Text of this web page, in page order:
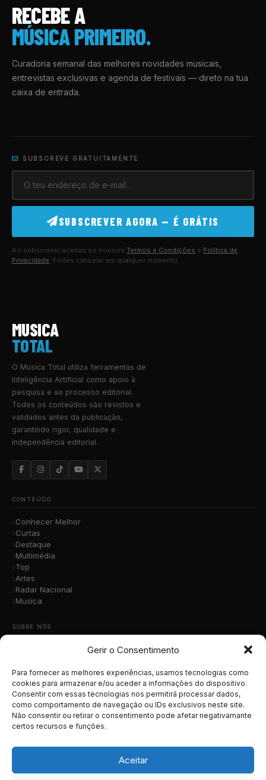
Gerir o Consentimento
Para fornecer as melhores experiências, usamos tecnologias como
cookies para armazenar e/ou aceder a informações do dispositivo.
Consentir com essas tecnologias nos permitirá processar dados,
como comportamento de navegação ou IDs exclusivos neste site.
Não consentir ou retirar o consentimento pode afetar negativamante
certos recursos e funções.
Aceitar
RECEBE A
MÚSICA PRIMEIRO.
Curadoria semanal das melhores novidades musicais,
entrevistas exclusivas e agenda de festivais — direto na tua
caixa de entrada.
SUBSCREVE GRATUITAMENTE
SUBSCREVER AGORA — É GRÁTIS
Ao subscrever aceitas os nossos Termos e Condições e Política de
Privacidade. Podes cancelar em qualquer momento.
MUSICA
TOTAL
O Música Total utiliza ferramentas de
Inteligência Artificial como apoio à
pesquisa e ao processo editorial.
Todos os conteúdos são revistos e
validados antes da publicação,
garantindo rigor, qualidade e
independência editorial.
CONTEÚDO
Conhecer Melhor
Curtas
Destaque
Multimédia
Top
Artes
Radar Nacional
Musica
SOBRE NÓS
Contacto
Submete a Tua Música
Publicidade
Apoiar o Projeto
Política de Privacidade